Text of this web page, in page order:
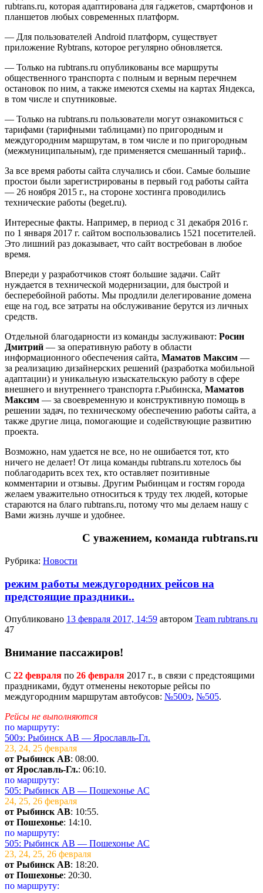
rubtrans.ru, которая адаптирована для гаджетов, смартфонов и
планшетов любых современных платформ.
— Для пользователей Android платформ, существует
приложение Rybtrans, которое регулярно обновляется.
— Только на rubtrans.ru опубликованы все маршруты
общественного транспорта с полным и верным перечнем
остановок по ним, а также имеются схемы на картах Яндекса,
в том числе и спутниковые.
— Только на rubtrans.ru пользователи могут ознакомиться с
тарифами (тарифными таблицами) по пригородным и
междугородним маршрутам, в том числе и по пригородным
(межмуниципальным), где применяется смешанный тариф..
За все время работы сайта случались и сбои. Самые большие
простои были зарегистрированы в первый год работы сайта
— 26 ноября 2015 г., на стороне хостинга проводились
технические работы (beget.ru).
Интересные факты. Например, в период с 31 декабря 2016 г.
по 1 января 2017 г. сайтом воспользовались 1521 посетителей.
Это лишний раз доказывает, что сайт востребован в любое
время.
Впереди у разработчиков стоят большие задачи. Сайт
нуждается в технической модернизации, для быстрой и
бесперебойной работы. Мы продлили делегирование домена
еще на год, все затраты на обслуживание берутся из личных
средств.
Отдельной благодарности из команды заслуживают: Росин
Дмитрий — за оперативную работу в области
информационного обеспечения сайта, Маматов Максим —
за реализацию дизайнерских решений (разработка мобильной
адаптации) и уникальную изыскательскую работу в сфере
внешнего и внутреннего транспорта г.Рыбинска, Маматов
Максим — за своевременную и конструктивную помощь в
решении задач, по техническому обеспечению работы сайта, а
также другие лица, помогающие и содействующие развитию
проекта.
Возможно, нам удается не все, но не ошибается тот, кто
ничего не делает! От лица команды rubtrans.ru хотелось бы
поблагодарить всех тех, кто оставляет позитивные
комментарии и отзывы. Другим Рыбинцам и гостям города
желаем уважительно относиться к труду тех людей, которые
стараются на благо rubtrans.ru, потому что мы делаем нашу с
Вами жизнь лучше и удобнее.
С уважением, команда rubtrans.ru
Рубрика: Новости
режим работы междугородних рейсов на
предстоящие праздники..
Опубликовано 13 февраля 2017, 14:59 автором Team rubtrans.ru
47
Внимание пассажиров!
C 22 февраля по 26 февраля 2017 г., в связи с предстоящими
праздниками, будут отменены некоторые рейсы по
междугородним маршрутам автобусов: №500э, №505.
Рейсы не выполняются
по маршруту:
500э: Рыбинск АВ — Ярославль-Гл.
23, 24, 25 февраля
от Рыбинск АВ: 08:00.
от Ярославль-Гл.: 06:10.
по маршруту:
505: Рыбинск АВ — Пошехонье АС
24, 25, 26 февраля
от Рыбинск АВ: 10:55.
от Пошехонье: 14:10.
по маршруту:
505: Рыбинск АВ — Пошехонье АС
23, 24, 25, 26 февраля
от Рыбинск АВ: 18:20.
от Пошехонье: 20:30.
по маршруту: